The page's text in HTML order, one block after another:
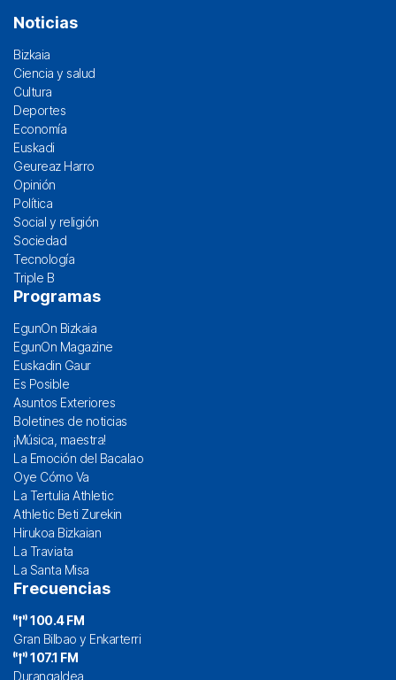
Noticias
Bizkaia
Ciencia y salud
Cultura
Deportes
Economía
Euskadi
Geureaz Harro
Opinión
Política
Social y religión
Sociedad
Tecnología
Triple B
Programas
EgunOn Bizkaia
EgunOn Magazine
Euskadin Gaur
Es Posible
Asuntos Exteriores
Boletines de noticias
¡Música, maestra!
La Emoción del Bacalao
Oye Cómo Va
La Tertulia Athletic
Athletic Beti Zurekin
Hirukoa Bizkaian
La Traviata
La Santa Misa
Frecuencias
100.4 FM
Gran Bilbao y Enkarterri
107.1 FM
Durangaldea